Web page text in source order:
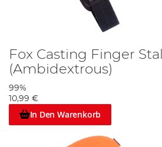
Fox Casting Finger Stall
(Ambidextrous)
99%
10,99 €
In Den Warenkorb